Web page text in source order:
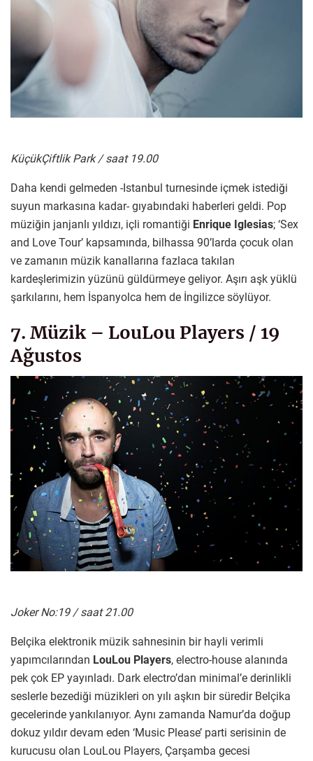
KüçükÇiftlik Park / saat 19.00
Daha kendi gelmeden -Istanbul turnesinde içmek istediği
suyun markasına kadar- gıyabındaki haberleri geldi. Pop
müziğin janjanlı yıldızı, içli romantiği Enrique Iglesias; ‘Sex
and Love Tour’ kapsamında, bilhassa 90’larda çocuk olan
ve zamanın müzik kanallarına fazlaca takılan
kardeşlerimizin yüzünü güldürmeye geliyor. Aşırı aşk yüklü
şarkılarını, hem İspanyolca hem de İngilizce söylüyor.
7. Müzik – LouLou Players / 19
Ağustos
Joker No:19 / saat 21.00
Belçika elektronik müzik sahnesinin bir hayli verimli
yapımcılarından LouLou Players, electro-house alanında
pek çok EP yayınladı. Dark electro’dan minimal’e derinlikli
seslerle bezediği müzikleri on yılı aşkın bir süredir Belçika
gecelerinde yankılanıyor. Aynı zamanda Namur’da doğup
dokuz yıldır devam eden ‘Music Please’ parti serisinin de
kurucusu olan LouLou Players, Çarşamba gecesi